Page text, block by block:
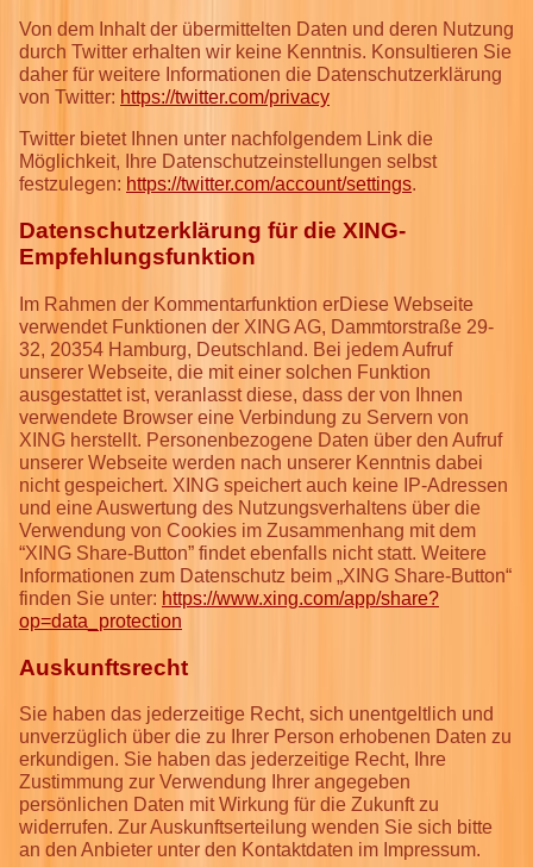
Von dem Inhalt der übermittelten Daten und deren Nutzung
durch Twitter erhalten wir keine Kenntnis. Konsultieren Sie
daher für weitere Informationen die Datenschutzerklärung
von Twitter: https://twitter.com/privacy
Twitter bietet Ihnen unter nachfolgendem Link die
Möglichkeit, Ihre Datenschutzeinstellungen selbst
festzulegen: https://twitter.com/account/settings.
Datenschutzerklärung für die XING-
Empfehlungsfunktion
Im Rahmen der Kommentarfunktion erDiese Webseite
verwendet Funktionen der XING AG, Dammtorstraße 29-
32, 20354 Hamburg, Deutschland. Bei jedem Aufruf
unserer Webseite, die mit einer solchen Funktion
ausgestattet ist, veranlasst diese, dass der von Ihnen
verwendete Browser eine Verbindung zu Servern von
XING herstellt. Personenbezogene Daten über den Aufruf
unserer Webseite werden nach unserer Kenntnis dabei
nicht gespeichert. XING speichert auch keine IP-Adressen
und eine Auswertung des Nutzungsverhaltens über die
Verwendung von Cookies im Zusammenhang mit dem
“XING Share-Button” findet ebenfalls nicht statt. Weitere
Informationen zum Datenschutz beim „XING Share-Button“
finden Sie unter: https://www.xing.com/app/share?
op=data_protection
Auskunftsrecht
Sie haben das jederzeitige Recht, sich unentgeltlich und
unverzüglich über die zu Ihrer Person erhobenen Daten zu
erkundigen. Sie haben das jederzeitige Recht, Ihre
Zustimmung zur Verwendung Ihrer angegeben
persönlichen Daten mit Wirkung für die Zukunft zu
widerrufen. Zur Auskunftserteilung wenden Sie sich bitte
an den Anbieter unter den Kontaktdaten im Impressum.